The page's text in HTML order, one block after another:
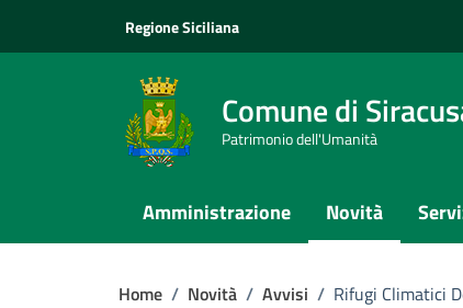
Regione Siciliana
Comune di
Patrimonio dell'Umanità
Amministrazione Novità
Home / Novità / Avvisi / Rifugi Climatici